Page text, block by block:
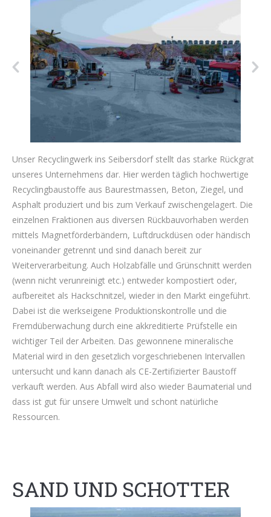
Unser Recyclingwerk ins Seibersdorf stellt das starke Rückgrat
unseres Unternehmens dar. Hier werden täglich hochwertige
Recyclingbaustoffe aus Baurestmassen, Beton, Ziegel, und
Asphalt produziert und bis zum Verkauf zwischengelagert. Die
einzelnen Fraktionen aus diversen Rückbauvorhaben werden
mittels Magnetförderbändern, Luftdruckdüsen oder händisch
voneinander getrennt und sind danach bereit zur
Weiterverarbeitung. Auch Holzabfälle und Grünschnitt werden
(wenn nicht verunreinigt etc.) entweder kompostiert oder,
aufbereitet als Hackschnitzel, wieder in den Markt eingeführt.
Dabei ist die werkseigene Produktionskontrolle und die
Fremdüberwachung durch eine akkreditierte Prüfstelle ein
wichtiger Teil der Arbeiten. Das gewonnene mineralische
Material wird in den gesetzlich vorgeschriebenen Intervallen
untersucht und kann danach als CE-Zertifizierter Baustoff
verkauft werden. Aus Abfall wird also wieder Baumaterial und
dass ist gut für unsere Umwelt und schont natürliche
Ressourcen.
SAND UND SCHOTTER